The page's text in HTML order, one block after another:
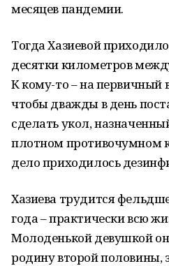
месяцев пандемии.
Тогда Хазиевой
десятки километров
К кому-то – на первичный
чтобы дважды в день
сделать укол,
плотном противочумном
дело приходилось
Хазиева трудится
года – практически всю
Молоденькой девушкой
родину второй половины,